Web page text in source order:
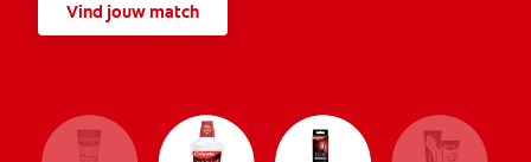
Vind jouw match